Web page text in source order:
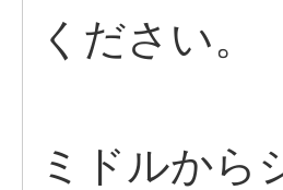
ください。
ミドルから